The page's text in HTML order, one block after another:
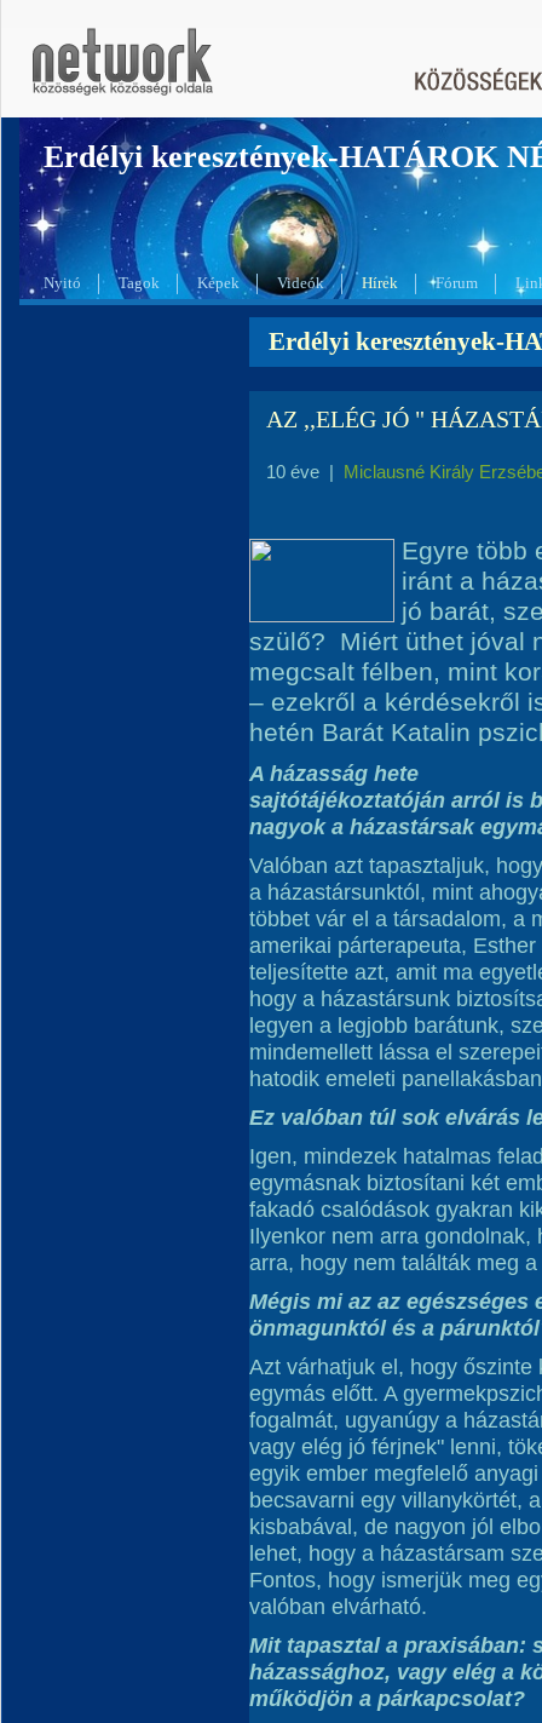
Erdélyi keresztények-HATÁROK
Nyitó Tagok Képek Videók Hírek Fórum
Erdélyi keresztények-
AZ ,,ELÉG JÓ "
10 éve | Miclausné Király
Egyre több
iránt a
jó barát,
szülő? Miért üthet jóval
megcsalt félben, mint
– ezekről a kérdésekről
hetén Barát Katalin
A házasság hete
sajtótájékoztatóján arról is
nagyok a házastársak
Valóban azt tapasztaljuk,
a házastársunktól, mint
többet vár el a társadalom, a
amerikai párterapeuta,
teljesítette azt, amit ma
hogy a házastársunk
legyen a legjobb barátunk,
mindemellett lássa el
hatodik emeleti
Ez valóban túl sok elvárás
Igen, mindezek hatalmas
egymásnak biztosítani két
fakadó csalódások gyakran
Ilyenkor nem arra
arra, hogy nem találták meg
Mégis mi az az
önmagunktól és a
Azt várhatjuk el, hogy
egymás előtt. A
fogalmát, ugyanúgy a
vagy elég jó férjnek" lenni,
egyik ember megfelelő
becsavarni egy villanykörtét,
kisbabával, de nagyon jól
lehet, hogy a házastársam
Fontos, hogy ismerjük meg
valóban elvárható.
Mit tapasztal a praxisában:
házassághoz, vagy elég a
működjön a párkapcsolat?